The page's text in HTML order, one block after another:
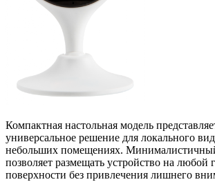
Компактная настольная модель
универсальное решение для локального
небольших помещениях.
позволяет размещать устройство на любой
поверхности без привлечения лишнего